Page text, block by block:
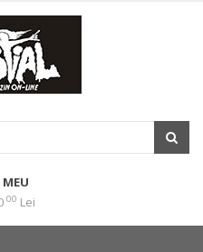
MEU
00 Lei